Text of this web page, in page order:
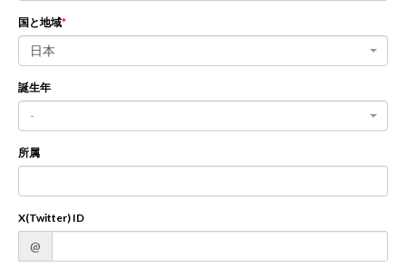
国と地域
日本
誕生年
-
所属
X(Twitter) ID
@